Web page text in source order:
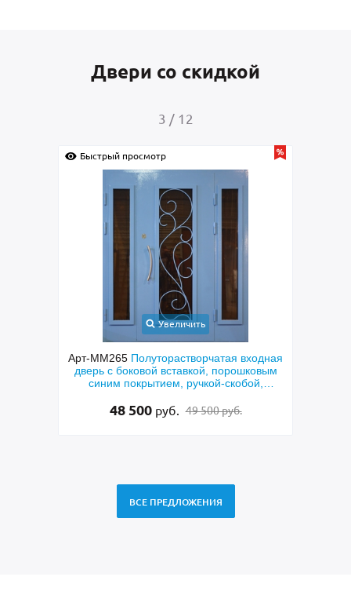
Двери со скидкой
4 / 12
входная
Быстрый просмотр
Увеличить
Арт-ММ278Металлическая коричневая
техническая дверь
ВСЕ ПРЕДЛОЖЕНИЯ